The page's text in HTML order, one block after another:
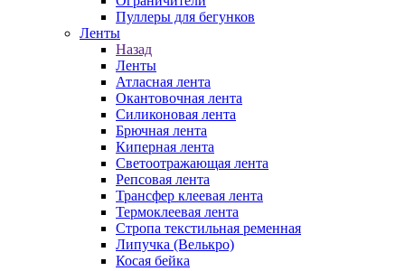
Пуллеры для бегунков
Ленты
Назад
Ленты
Атласная лента
Окантовочная лента
Силиконовая лента
Брючная лента
Киперная лента
Светоотражающая лента
Репсовая лента
Трансфер клеевая лента
Термоклеевая лента
Стропа текстильная ременная
Липучка (Велькро)
Косая бейка